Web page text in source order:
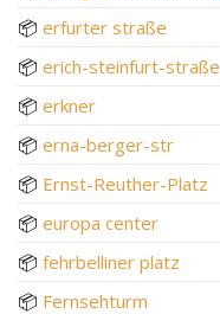
📦 erfurter straße
📦 erich-steinfurt-straße
📦 erkner
📦 erna-berger-str
📦 Ernst-Reuther-Platz
📦 europa center
📦 fehrbelliner platz
📦 Fernsehturm